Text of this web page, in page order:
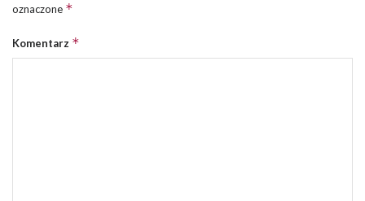
oznaczone *
Komentarz *